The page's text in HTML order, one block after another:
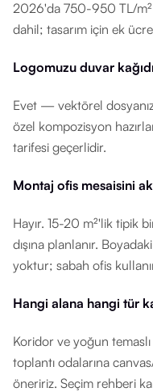
2026'da 750-950 TL/m²
dahil; tasarım için ek
Logomuzu duvar
Evet — vektörel
özel kompozisyon
tarifesi geçerlidir.
Montaj ofis mesaisini
Hayır. 15-20 m²'lik tipik
dışına planlanır.
yoktur; sabah ofis
Hangi alana hangi tür
Koridor ve yoğun
toplantı odalarına
öneririz. Seçim rehberi